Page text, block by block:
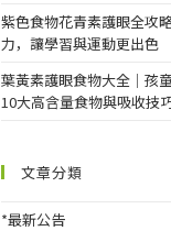
紫色食物花青素護眼全攻
力，讓學習與運動更出色
葉黃素護眼食物大全｜孩
10大高含量食物與吸收技
文章分類
*最新公告